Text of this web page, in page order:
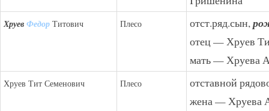
Хруев Федор Титович Плесо отст.ряд.сын,
отец — Хруев
мать — Хруева
Хруев Тит Семенович Плесо
отставной
жена — Хруева